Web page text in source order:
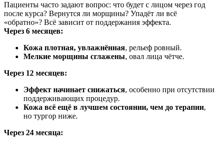
Пациенты часто задают вопрос: что будет с лицом через год
после курса? Вернутся ли морщины? Упадёт ли всё
«обратно»? Всё зависит от поддержания эффекта.
Через 6 месяцев:
Кожа плотная, увлажнённая, рельеф ровный.
Мелкие морщины сглажены, овал лица чётче.
Через 12 месяцев:
Эффект начинает снижаться, особенно при отсутствии
поддерживающих процедур.
Кожа всё ещё в лучшем состоянии, чем до терапии,
но тургор ниже.
Через 24 месяца: